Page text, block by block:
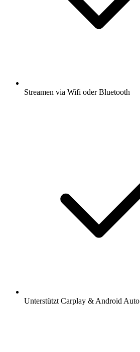
Streamen via Wifi oder Bluetooth
Unterstützt Carplay & Android Auto